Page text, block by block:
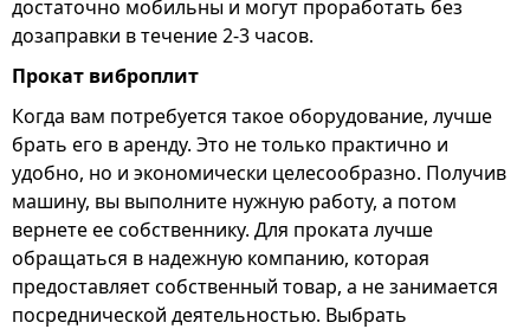
достаточно мобильны и могут проработать без
дозаправки в течение 2-3 часов.
Прокат виброплит
Когда вам потребуется такое оборудование, лучше
брать его в аренду. Это не только практично и
удобно, но и экономически целесообразно. Получив
машину, вы выполните нужную работу, а потом
вернете ее собственнику. Для проката лучше
обращаться в надежную компанию, которая
предоставляет собственный товар, а не занимается
посреднической деятельностью. Выбрать